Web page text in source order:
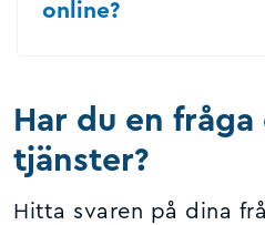
online?
Har du en fråga
tjänster?
Hitta svaren på dina